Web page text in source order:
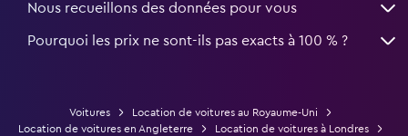
Nous recueillons des données pour vous
Pourquoi les prix ne sont-ils pas exacts à 100 % ?
Voitures
Location de voitures au Royaume-Uni
Location de voitures en Angleterre
Location de voitures à Londres